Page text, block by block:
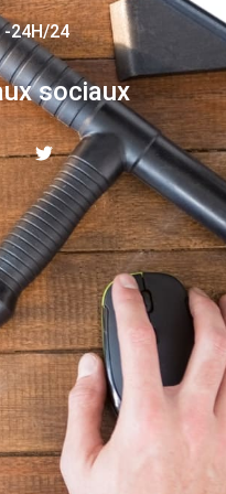
-24H/24
sociaux